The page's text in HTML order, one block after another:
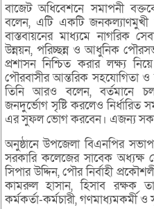
বাজেট অধিবেশনে সমাপনী
বলেন, এটি একটি জনকল্যাণমুখী
বাস্তবায়নের মাধ্যমে নাগরিক
উন্নয়ন, পরিচ্ছন্ন ও আধুনিক
প্রশাসন নিশ্চিত করার লক্ষ্য
পৌরবাসীর আন্তরিক সহযোগিতা ও
তিনি আরও বলেন, বর্তমানে
জনদুর্ভোগ সৃষ্টি করলেও
এর সুফল ভোগ করবেন। এজন্য
অনুষ্ঠানে উপজেলা বিএনপির
সরকারি কলেজের সাবেক অধ্যক্ষ
সিপার উদ্দিন, পৌর নির্বাহী
কামরুল হাসান, হিসাব রক্ষক
কর্মকর্তা-কর্মচারী, গণমাধ্যমকর্মী